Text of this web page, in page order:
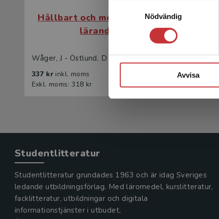
Nödvändig
Avvisa
Hållbart och meningsfullt
lärande
Wåger, J - Östlund, D
337 kr inkl. moms
Exkl. moms: 318 kr
Wåger,
209 kr
Exkl.
Studentlitteratur
Studentlitteratur grundades 1963 och är idag Sveriges
ledande utbildningsförlag. Med läromedel, kurslitteratur,
facklitteratur, utbildningar och digitala
informationstjänster i utbudet,